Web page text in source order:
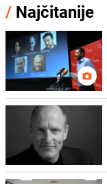
/ Najčitanije